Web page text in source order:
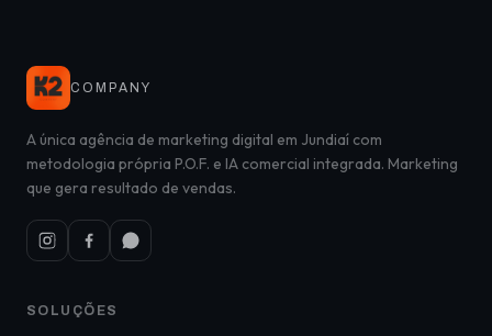
COMPANY
A única agência de marketing digital em Jundiaí com
metodologia própria P.O.F. e IA comercial integrada. Marketing
que gera resultado de vendas.
SOLUÇÕES